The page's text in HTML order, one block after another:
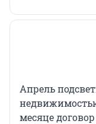
Апрель
месяце